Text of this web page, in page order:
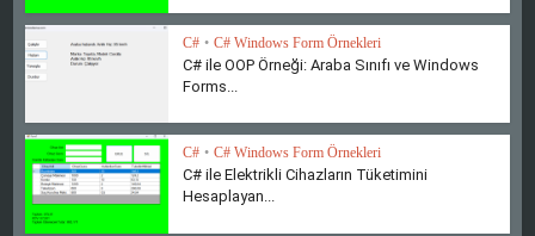
C# • C# Windows Form Örnekleri
C# ile OOP Örneği: Araba Sınıfı ve Windows
Forms...
C# • C# Windows Form Örnekleri
C# ile Elektrikli Cihazların Tüketimini
Hesaplayan...